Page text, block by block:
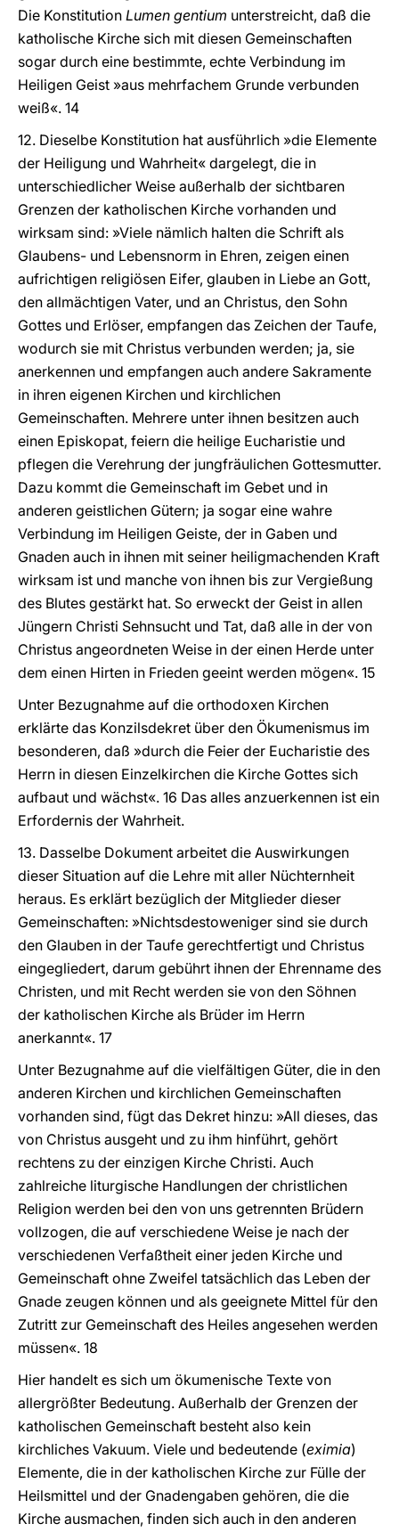
Die Konstitution Lumen gentium unterstreicht, daß die
katholische Kirche sich mit diesen Gemeinschaften
sogar durch eine bestimmte, echte Verbindung im
Heiligen Geist »aus mehrfachem Grunde verbunden
weiß«. 14
12. Dieselbe Konstitution hat ausführlich »die Elemente
der Heiligung und Wahrheit« dargelegt, die in
unterschiedlicher Weise außerhalb der sichtbaren
Grenzen der katholischen Kirche vorhanden und
wirksam sind: »Viele nämlich halten die Schrift als
Glaubens- und Lebensnorm in Ehren, zeigen einen
aufrichtigen religiösen Eifer, glauben in Liebe an Gott,
den allmächtigen Vater, und an Christus, den Sohn
Gottes und Erlöser, empfangen das Zeichen der Taufe,
wodurch sie mit Christus verbunden werden; ja, sie
anerkennen und empfangen auch andere Sakramente
in ihren eigenen Kirchen und kirchlichen
Gemeinschaften. Mehrere unter ihnen besitzen auch
einen Episkopat, feiern die heilige Eucharistie und
pflegen die Verehrung der jungfräulichen Gottesmutter.
Dazu kommt die Gemeinschaft im Gebet und in
anderen geistlichen Gütern; ja sogar eine wahre
Verbindung im Heiligen Geiste, der in Gaben und
Gnaden auch in ihnen mit seiner heiligmachenden Kraft
wirksam ist und manche von ihnen bis zur Vergießung
des Blutes gestärkt hat. So erweckt der Geist in allen
Jüngern Christi Sehnsucht und Tat, daß alle in der von
Christus angeordneten Weise in der einen Herde unter
dem einen Hirten in Frieden geeint werden mögen«. 15
Unter Bezugnahme auf die orthodoxen Kirchen
erklärte das Konzilsdekret über den Ökumenismus im
besonderen, daß »durch die Feier der Eucharistie des
Herrn in diesen Einzelkirchen die Kirche Gottes sich
aufbaut und wächst«. 16 Das alles anzuerkennen ist ein
Erfordernis der Wahrheit.
13. Dasselbe Dokument arbeitet die Auswirkungen
dieser Situation auf die Lehre mit aller Nüchternheit
heraus. Es erklärt bezüglich der Mitglieder dieser
Gemeinschaften: »Nichtsdestoweniger sind sie durch
den Glauben in der Taufe gerechtfertigt und Christus
eingegliedert, darum gebührt ihnen der Ehrenname des
Christen, und mit Recht werden sie von den Söhnen
der katholischen Kirche als Brüder im Herrn
anerkannt«. 17
Unter Bezugnahme auf die vielfältigen Güter, die in den
anderen Kirchen und kirchlichen Gemeinschaften
vorhanden sind, fügt das Dekret hinzu: »All dieses, das
von Christus ausgeht und zu ihm hinführt, gehört
rechtens zu der einzigen Kirche Christi. Auch
zahlreiche liturgische Handlungen der christlichen
Religion werden bei den von uns getrennten Brüdern
vollzogen, die auf verschiedene Weise je nach der
verschiedenen Verfaßtheit einer jeden Kirche und
Gemeinschaft ohne Zweifel tatsächlich das Leben der
Gnade zeugen können und als geeignete Mittel für den
Zutritt zur Gemeinschaft des Heiles angesehen werden
müssen«. 18
Hier handelt es sich um ökumenische Texte von
allergrößter Bedeutung. Außerhalb der Grenzen der
katholischen Gemeinschaft besteht also kein
kirchliches Vakuum. Viele und bedeutende (eximia)
Elemente, die in der katholischen Kirche zur Fülle der
Heilsmittel und der Gnadengaben gehören, die die
Kirche ausmachen, finden sich auch in den anderen